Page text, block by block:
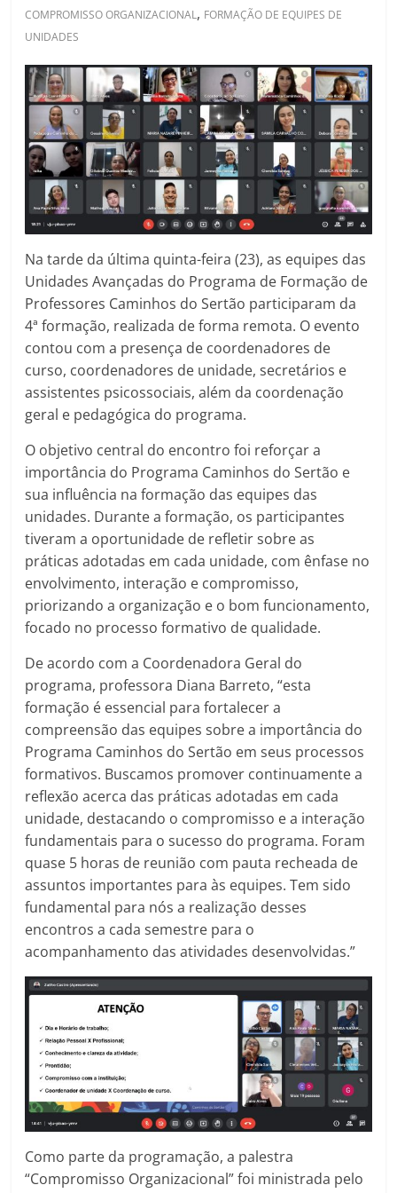
COMPROMISSO ORGANIZACIONAL, FORMAÇÃO DE EQUIPES DE
UNIDADES
Na tarde da última quinta-feira (23), as equipes das
Unidades Avançadas do Programa de Formação de
Professores Caminhos do Sertão participaram da
4ª formação, realizada de forma remota. O evento
contou com a presença de coordenadores de
curso, coordenadores de unidade, secretários e
assistentes psicossociais, além da coordenação
geral e pedagógica do programa.
O objetivo central do encontro foi reforçar a
importância do Programa Caminhos do Sertão e
sua influência na formação das equipes das
unidades. Durante a formação, os participantes
tiveram a oportunidade de refletir sobre as
práticas adotadas em cada unidade, com ênfase no
envolvimento, interação e compromisso,
priorizando a organização e o bom funcionamento,
focado no processo formativo de qualidade.
De acordo com a Coordenadora Geral do
programa, professora Diana Barreto, “esta
formação é essencial para fortalecer a
compreensão das equipes sobre a importância do
Programa Caminhos do Sertão em seus processos
formativos. Buscamos promover continuamente a
reflexão acerca das práticas adotadas em cada
unidade, destacando o compromisso e a interação
fundamentais para o sucesso do programa. Foram
quase 5 horas de reunião com pauta recheada de
assuntos importantes para às equipes. Tem sido
fundamental para nós a realização desses
encontros a cada semestre para o
acompanhamento das atividades desenvolvidas.”
Como parte da programação, a palestra
“Compromisso Organizacional” foi ministrada pelo